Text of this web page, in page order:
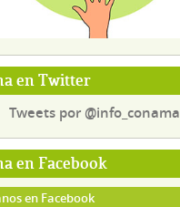
en Twitter
Tweets por @info_conama
en Facebook
en Facebook